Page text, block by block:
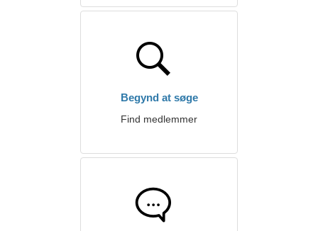
Begynd at søge
Find medlemmer